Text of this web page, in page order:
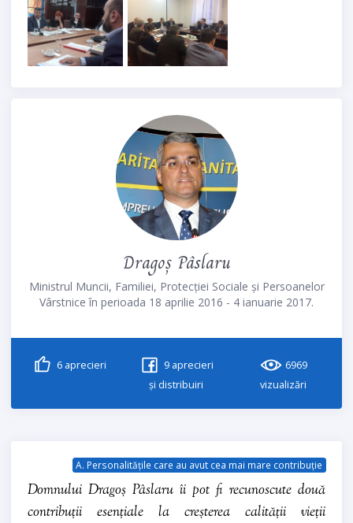
Dragoș Pâslaru
Ministrul Muncii, Familiei, Protecției Sociale și Persoanelor
Vârstnice în perioada 18 aprilie 2016 - 4 ianuarie 2017.
6 aprecieri 9 aprecieri
și distribuiri
6969
vizualizări
A. Personalitățile care au avut cea mai mare contribuție
Domnului Dragoș Pâslaru îi pot fi recunoscute două
contribuții esențiale la creșterea calității vieții